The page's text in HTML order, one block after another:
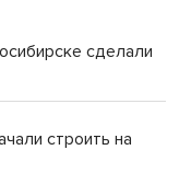
сделали
строить на